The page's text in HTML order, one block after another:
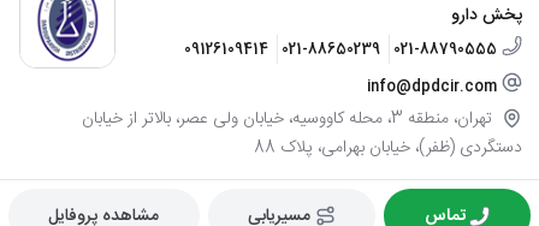
پخش دارو
021-88790555
021-88650239
09126109414
info@dpdcir.com
تهران، منطقه 3، محله کاووسیه، خیابان ولی عصر، بالاتر از خیابان
دستگردی (ظفر)، خیابان بهرامی، پلاک 88
تماس مسیریابی مشاهده پروفایل